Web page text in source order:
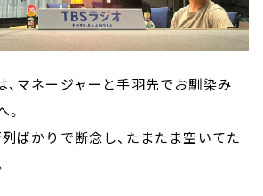
、マネージャーと手羽先でお馴染み
。
ばかりで断念し、たまたま空いてた